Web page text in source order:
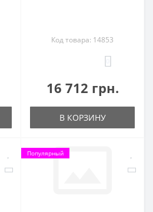
Код товара: 14853
16 712 грн.
В КОРЗИНУ
Популярный